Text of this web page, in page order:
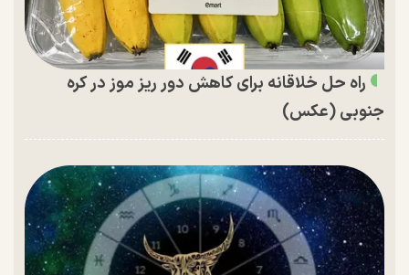
راه حل خلاقانه برای کاهش دور ریز موز در کره
جنوبی (عکس)